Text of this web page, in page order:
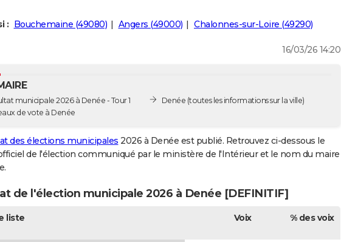
: Bouchemaine (49080) Angers (49000) Chalonnes-sur-Loire (49290)
16/03/26 14:20
municipale 2026 à Denée - Tour 1
de vote à Denée
Denée (toutes les informations sur la ville)
des élections municipales 2026 à Denée est publié. Retrouvez ci-dessous le
de l'élection communiqué par le ministère de l'Intérieur et le nom du maire
de l'élection municipale 2026 à Denée [DEFINITIF]
liste Voix % des voix